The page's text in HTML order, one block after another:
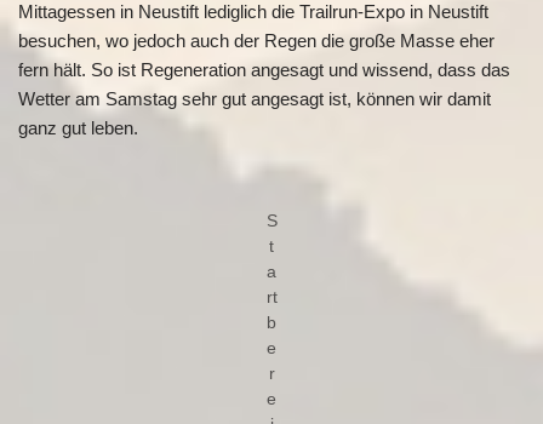
Mittagessen in Neustift lediglich die Trailrun-Expo in Neustift
besuchen, wo jedoch auch der Regen die große Masse eher
fern hält. So ist Regeneration angesagt und wissend, dass das
Wetter am Samstag sehr gut angesagt ist, können wir damit
ganz gut leben.
S
t
a
rt
b
e
r
e